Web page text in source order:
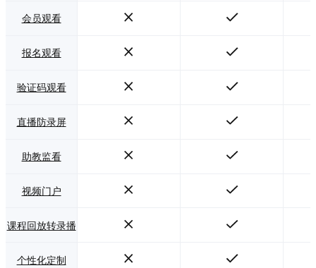
会员观看
报名观看
验证码观看
直播防录屏
助教监看
视频门户
课程回放转录播
个性化定制